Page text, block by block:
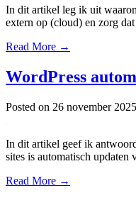
In dit artikel leg ik uit
extern op (cloud) en zorg
Read More →
WordPress
Posted on 26 november 2025
In dit artikel geef ik
sites is automatisch
Read More →